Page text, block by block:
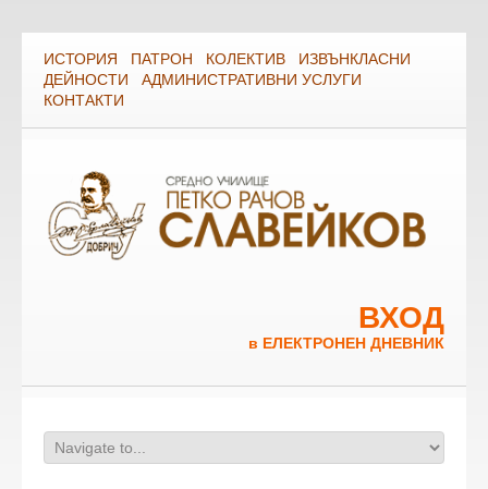
ИСТОРИЯ ПАТРОН КОЛЕКТИВ
ИЗВЪНКЛАСНИ
ДЕЙНОСТИ
АДМИНИСТРАТИВНИ УСЛУГИ
КОНТАКТИ
ВХОД
в ЕЛЕКТРОНЕН ДНЕВНИК